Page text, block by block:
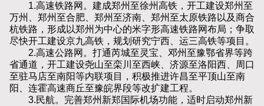
1.高速铁路网。建成郑州至徐州高铁，开工建设郑州至
万州、郑州至合肥、郑州至济南、郑州至太原铁路以及商合
杭铁路，形成以郑州为中心的米字形高速铁路网布局；争取
尽快开工建设京九高铁，规划研究宁西、运三高铁等项目。
2.高速公路网。打通芮城至灵宝、邓州至豫鄂省界等跨
省通道，开工建设尧山至栾川至西峡、济源至洛阳西、周口
至驻马店至南阳等内联项目，积极推进许昌至平顶山至南
阳、连霍高速商丘至豫皖界段等改扩建工程。
3.民航。完善郑州新郑国际机场功能，适时启动郑州新